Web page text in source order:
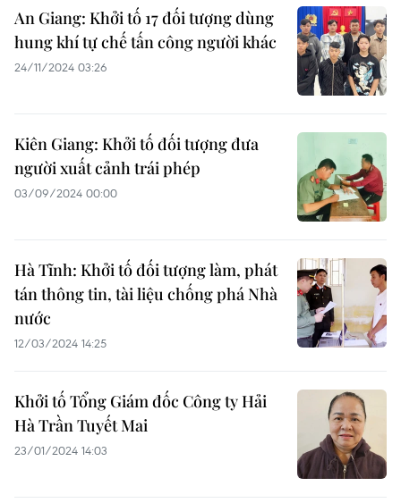
An Giang: Khởi tố 17 đối tượng dùng
hung khí tự chế tấn công người khác
24/11/2024 03:26
Kiên Giang: Khởi tố đối tượng đưa
người xuất cảnh trái phép
03/09/2024 00:00
Hà Tĩnh: Khởi tố đối tượng làm, phát
tán thông tin, tài liệu chống phá Nhà
nước
12/03/2024 14:25
Khởi tố Tổng Giám đốc Công ty Hải
Hà Trần Tuyết Mai
23/01/2024 14:03